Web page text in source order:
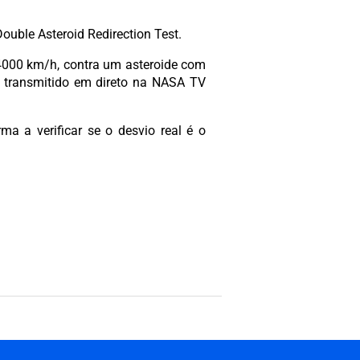
Asteroid Redirection Test.
km/h, contra um asteroide com
em direto na NASA TV
a verificar se o desvio real é o